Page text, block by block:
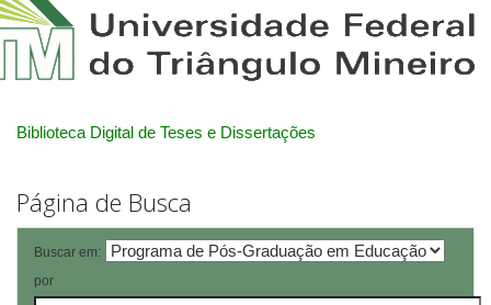
Biblioteca Digital de Teses e Dissertações
Página de Busca
Buscar em:
por